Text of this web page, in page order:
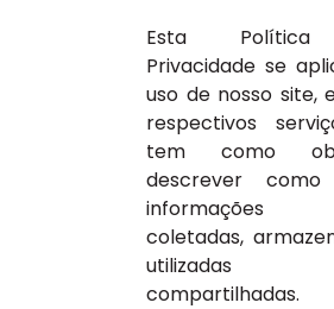
Esta
Privacidade se
uso de nosso site,
respectivos
tem como
descrever como
informações
coletadas,
compartilhadas.